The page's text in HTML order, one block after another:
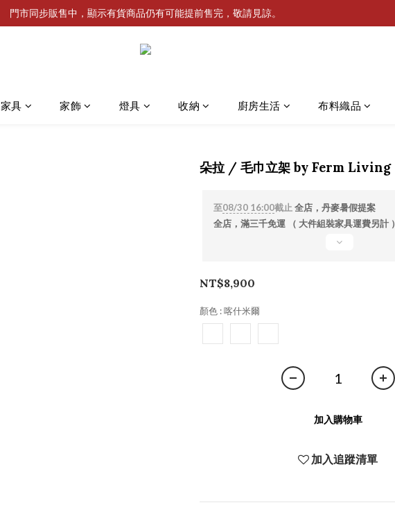
門市同步販售中，顯示有貨商品仍有可能提前售完，敬請見諒。
家具 家飾 燈具 收納 廚房生活 布料織品
朵拉 / 毛巾立架 by Ferm Living
至08/30 16:00截止 全店，丹麥暑假提案
全店，滿三千免運 （ 大件組裝家具運費另計 ）
NT$8,900
顏色 : 喀什米爾
加入購物車
加入追蹤清單